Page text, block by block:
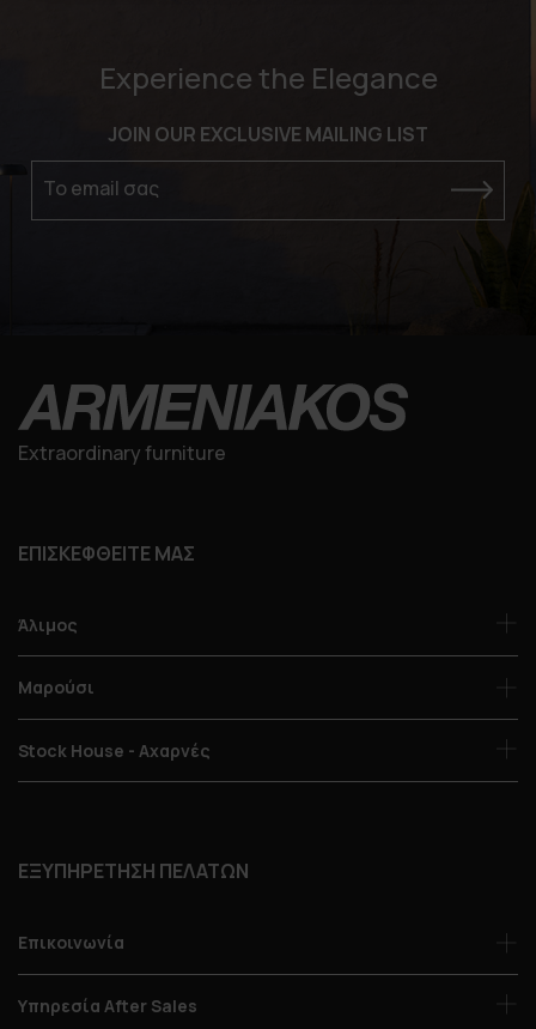
Experience the Elegance
JOIN OUR EXCLUSIVE MAILING LIST
Το email σας
Extraordinary furniture
ΕΠΙΣΚΕΦΘΕΙΤΕ ΜΑΣ
Άλιμος
Μαρούσι
Stock House - Αχαρνές
ΕΞΥΠΗΡΕΤΗΣΗ ΠΕΛΑΤΩΝ
Επικοινωνία
Υπηρεσία After Sales